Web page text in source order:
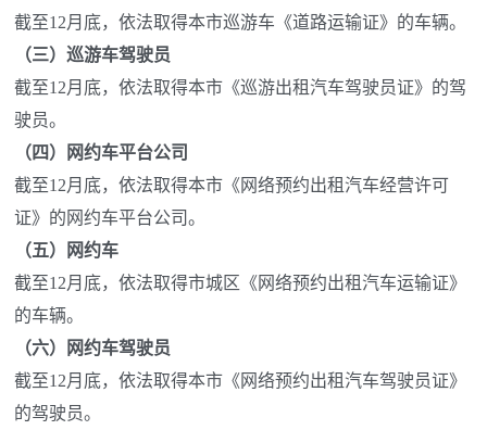
截至12月底，依法取得本市巡游车《道路运输证》的车辆。
（三）巡游车驾驶员
截至12月底，依法取得本市《巡游出租汽车驾驶员证》的驾
驶员。
（四）网约车平台公司
截至12月底，依法取得本市《网络预约出租汽车经营许可
证》的网约车平台公司。
（五）网约车
截至12月底，依法取得市城区《网络预约出租汽车运输证》
的车辆。
（六）网约车驾驶员
截至12月底，依法取得本市《网络预约出租汽车驾驶员证》
的驾驶员。